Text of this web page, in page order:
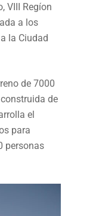
VIII Regíon
a los
la Ciudad
de 7000
de
el
para
personas